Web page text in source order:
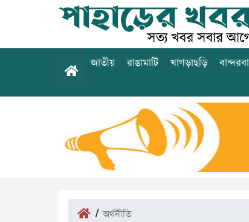
জাতীয় রাঙামাটি খাগড়াছড়ি
/অর্থনীতি